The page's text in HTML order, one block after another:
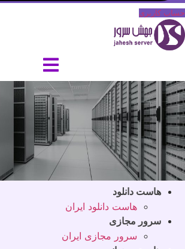
حساب کاربری
هاست دانلود
هاست دانلود ایران
سرور مجازی
سرور مجازی ایران